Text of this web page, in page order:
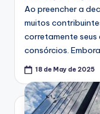
Ao preencher a
muitos
corretamente seus
consórcios.
18 de May de 2025